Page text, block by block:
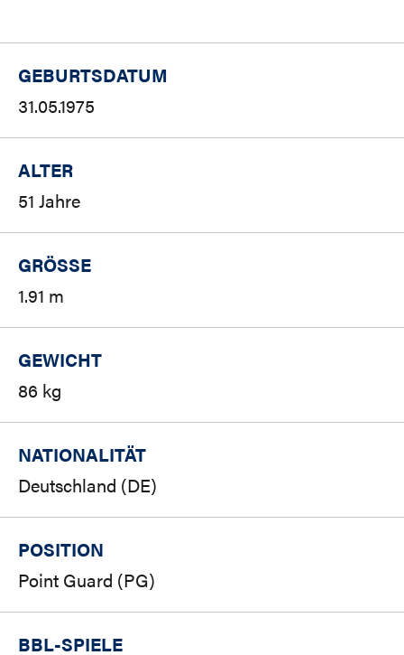
GEBURTSDATUM
31.05.1975
ALTER
51 Jahre
GRÖSSE
1.91 m
GEWICHT
86 kg
NATIONALITÄT
Deutschland (DE)
POSITION
Point Guard (PG)
BBL-SPIELE